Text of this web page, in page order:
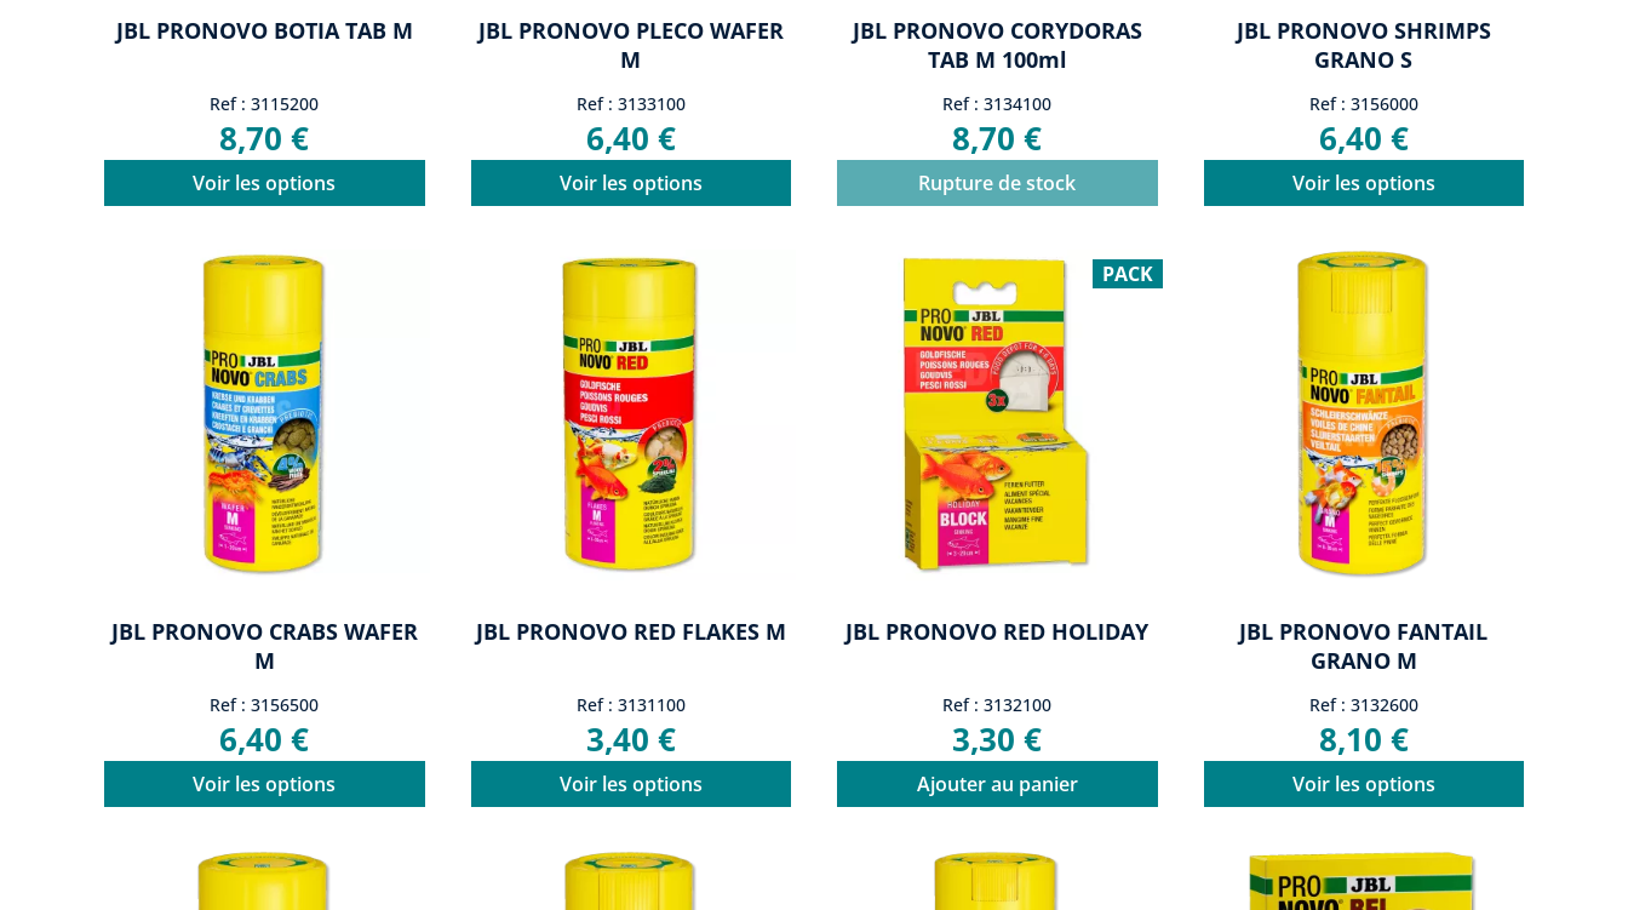
JBL PRONOVO BOTIA TAB M
Ref : 3115200
8,70 €
Voir les options
JBL PRONOVO PLECO WAFER
M
Ref : 3133100
6,40 €
Voir les options
JBL PRONOVO CORYDORAS
TAB M 100ml
Ref : 3134100
8,70 €
Rupture de stock
JBL PRONOVO SHRIMPS
GRANO S
Ref : 3156000
6,40 €
Voir les options
JBL PRONOVO CRABS WAFER
M
Ref : 3156500
6,40 €
Voir les options
JBL PRONOVO RED FLAKES M
Ref : 3131100
3,40 €
Voir les options
JBL PRONOVO RED HOLIDAY
Ref : 3132100
3,30 €
Ajouter au panier
PACK
JBL PRONOVO FANTAIL
GRANO M
Ref : 3132600
8,10 €
Voir les options